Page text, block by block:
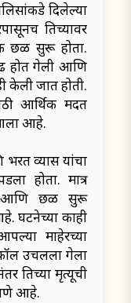
दिलेल्या
तिच्यावर
छळ सुरू होता.
होत गेली आणि
केली जात होती.
आर्थिक मदत
आला आहे.
भरत व्यास यांचा
होता. मात्र
आणि छळ सुरू
घटनेच्या काही
माहेरच्या
उचलला गेला
तिच्या मृत्यूची
आहे.